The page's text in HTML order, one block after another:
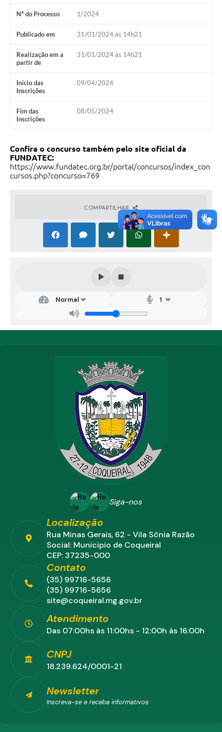
Nº do Processo 1/2024
Publicado em 31/01/2024 às 14h21
Realização em a
partir de
31/01/2024 às 14h21
Início das
Inscrições
09/04/2024
Fim das
Inscrições
08/05/2024
Confira o concurso também pelo site oficial da
FUNDATEC:
https://www.fundatec.org.br/portal/concursos/index_con
cursos.php?concurso=769
COMPARTILHAR
Siga-nos
Localização
Rua Minas Gerais, 62 - Vila Sônia Razão
Social: Municipio de Coqueiral
CEP: 37235-000
Contato
(35) 99716-5656
(35) 99716-5656
site@coqueiral.mg.gov.br
Atendimento
Das 07:00hs às 11:00hs - 12:00h às 16:00h
CNPJ
18.239.624/0001-21
Newsletter
Inscreva-se e receba informativos